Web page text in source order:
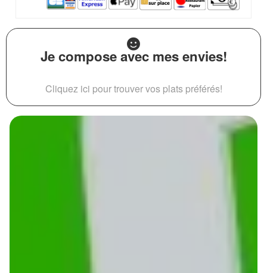
Je compose avec mes envies!
Cliquez ici pour trouver vos plats préférés!